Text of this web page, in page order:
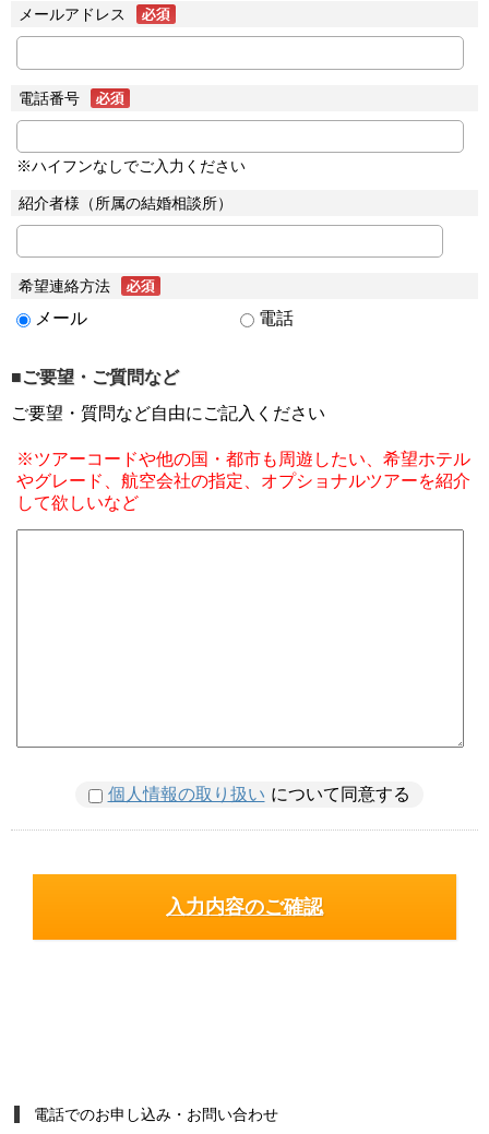
メールアドレス
電話番号
※ハイフンなしでご入力ください
紹介者様（所属の結婚相談所）
希望連絡方法
メール 電話
■ご要望・ご質問など
ご要望・質問など自由にご記入ください
※ツアーコードや他の国・都市も周遊したい、希望ホテル
やグレード、航空会社の指定、オプショナルツアーを紹介
して欲しいなど
個人情報の取り扱い について同意する
電話でのお申し込み・お問い合わせ